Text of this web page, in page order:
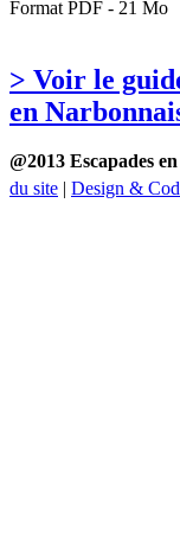
Format PDF - 21 Mo
> Voir le
en
@2013 Escapades
du site | Design &